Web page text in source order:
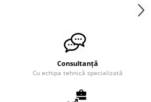
Consultanță
Cu echipa tehnică specializată